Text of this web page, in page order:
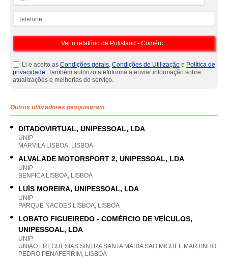
Li e aceito as Condições gerais, Condições de Utilização e Política de
privacidade. Também autorizo a eInforma a enviar informação sobre
atualizações e melhorias do serviço.
Outros utilizadores pesquisaram
DITADOVIRTUAL, UNIPESSOAL, LDA
UNIP
MARVILA LISBOA, LISBOA
ALVALADE MOTORSPORT 2, UNIPESSOAL, LDA
UNIP
BENFICA LISBOA, LISBOA
LUÍS MOREIRA, UNIPESSOAL, LDA
UNIP
PARQUE NACOES LISBOA, LISBOA
LOBATO FIGUEIREDO - COMÉRCIO DE VEÍCULOS,
UNIPESSOAL, LDA
UNIP
UNIAO FREGUESIAS SINTRA SANTA MARIA SAO MIGUEL MARTINHO
PEDRO PENAFERRIM, LISBOA